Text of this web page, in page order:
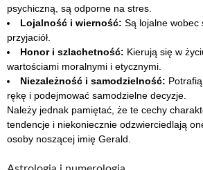
psychiczną, są odporne na stres.
Lojalność i wierność: Są lojalne wobec
przyjaciół.
Honor i szlachetność: Kierują się w
wartościami moralnymi i etycznymi.
Niezależność i samodzielność:
rękę i podejmować samodzielne decyzje.
Należy jednak pamiętać, że te cechy
tendencje i niekoniecznie odzwierciedlają
osoby noszącej imię Gerald.